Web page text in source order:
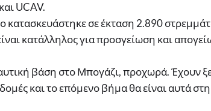
UCAV.
κατασκευάστηκε σε έκταση 2.890
κατάλληλος για προσγείωση και
βάση στο Μπογάζι, προχωρά. Έχουν
και το επόμενο βήμα θα είναι αυτά